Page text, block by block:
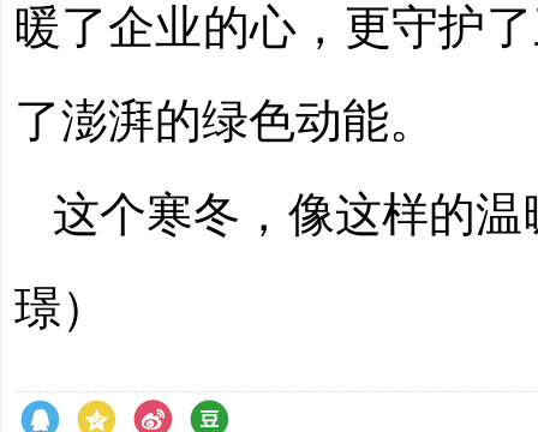
暖了企业的心，更守护
了澎湃的绿色动能。
这个寒冬，像这样的
璟）